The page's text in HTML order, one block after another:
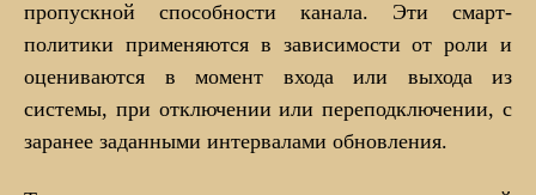
пропускной способности канала. Эти смарт-
политики применяются в зависимости от роли и
оцениваются в момент входа или выхода из
системы, при отключении или переподключении, с
заранее заданными интервалами обновления.